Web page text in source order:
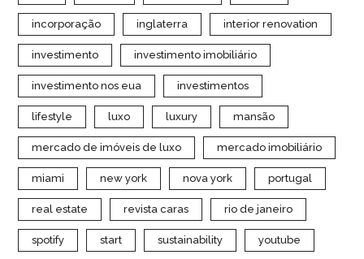
incorporação inglaterra interior renovation
investimento investimento imobiliário
investimento nos eua investimentos
lifestyle luxo luxury mansão
mercado de imóveis de luxo mercado imobiliário
miami new york nova york portugal
real estate revista caras rio de janeiro
spotify start sustainability youtube